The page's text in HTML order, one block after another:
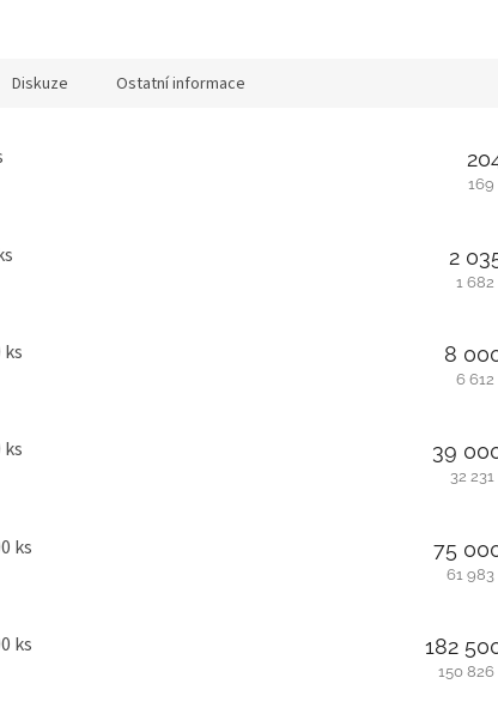
Diskuze Ostatní informace
169
2
1 682
8
6 612
39
32
ks 75
61 983
ks 182
150 826